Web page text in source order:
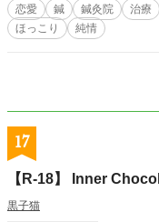
恋愛 鍼 鍼灸院 治療
ほっこり
純情
17
【R-18】 Inner
黒子猫